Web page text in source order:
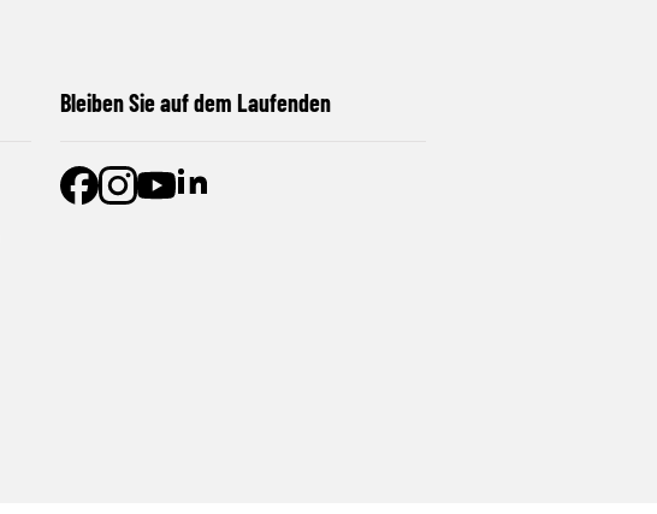
Bleiben Sie auf dem Laufenden